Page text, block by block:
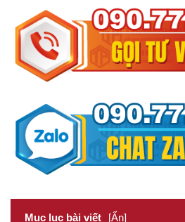
Mục lục bài viết [Ẩn]